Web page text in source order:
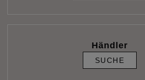
Händler
SUCHE